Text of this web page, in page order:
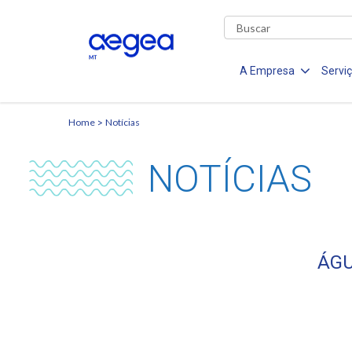
A Empresa
Home Notícias
NOTÍCIAS